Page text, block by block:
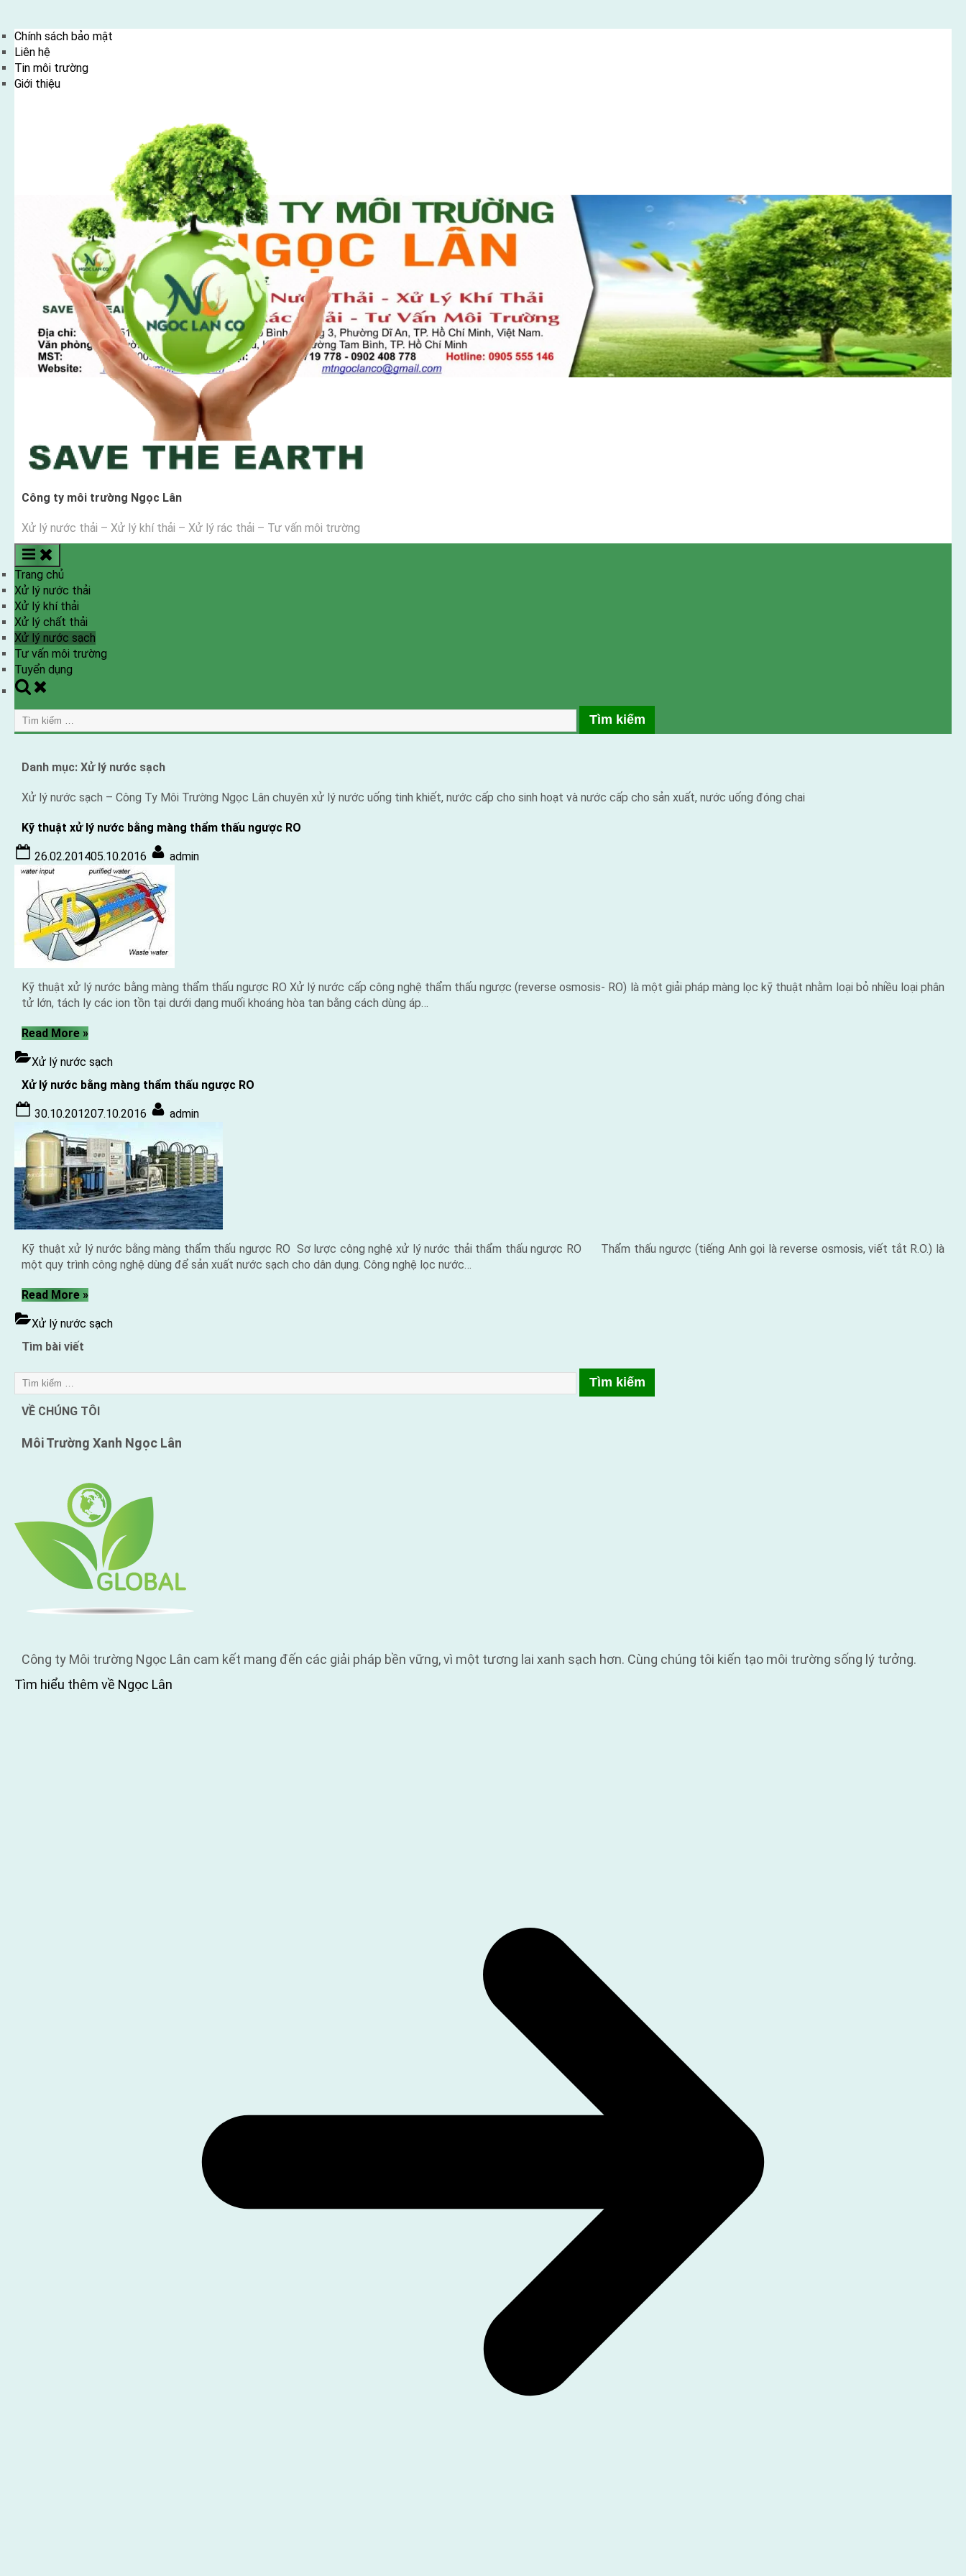
Skip
to
content
Chính sách bảo mật
Liên hệ
Tin môi trường
Giới thiệu
Công ty môi trường Ngọc Lân
Xử lý nước thải – Xử lý khí thải – Xử lý rác thải – Tư vấn môi trường
Trang chủ
Xử lý nước thải
Xử lý khí thải
Xử lý chất thải
Xử lý nước sạch
Tư vấn môi trường
Tuyển dụng
Toggle
form
Tìm
kiếm
cho:
Danh mục: Xử lý nước sạch
Xử lý nước sạch – Công Ty Môi Trường Ngọc Lân chuyên xử lý nước uống tinh khiết, nước cấp cho sinh hoạt và nước cấp cho sản xuất, nước uống đóng chai
Kỹ thuật xử lý nước bằng màng thẩm thấu ngược RO
Posted
on
26.02.201405.10.2016 By
admin
Kỹ thuật xử lý nước bằng màng thẩm thấu ngược RO Xử lý nước cấp công nghệ thẩm thấu ngược (reverse osmosis- RO) là một giải pháp màng lọc kỹ thuật nhằm loại bỏ nhiều loại phân
tử lớn, tách ly các ion tồn tại dưới dạng muối khoáng hòa tan bằng cách dùng áp…
Read More“Kỹ
xử
lý
nước
bằng
thẩm
thấu
ngược
RO”
»
Xử lý nước sạch
Xử lý nước bằng màng thẩm thấu ngược RO
Posted
30.10.201207.10.2016 By
admin
Kỹ thuật xử lý nước bằng màng thẩm thấu ngược RO Sơ lược công nghệ xử lý nước thải thẩm thấu ngược RO Thẩm thấu ngược (tiếng Anh gọi là reverse osmosis, viết tắt R.O.) là
một quy trình công nghệ dùng để sản xuất nước sạch cho dân dụng. Công nghệ lọc nước…
Read More“Xử
nước
bằng
thẩm
ngược
»
Xử lý nước sạch
Tìm bài viết
VỀ CHÚNG TÔI
Môi Trường Xanh Ngọc Lân
Công ty Môi trường Ngọc Lân cam kết mang đến các giải pháp bền vững, vì một tương lai xanh sạch hơn. Cùng chúng tôi kiến tạo môi trường sống lý tưởng.
Tìm hiểu thêm về Ngọc Lân